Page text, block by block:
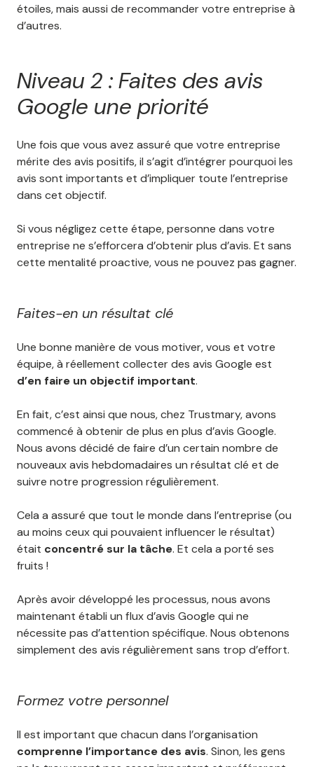
étoiles, mais aussi de recommander votre entreprise à
d’autres.
Niveau 2 : Faites des avis
Google une priorité
Une fois que vous avez assuré que votre entreprise
mérite des avis positifs, il s’agit d’intégrer pourquoi les
avis sont importants et d’impliquer toute l’entreprise
dans cet objectif.
Si vous négligez cette étape, personne dans votre
entreprise ne s’efforcera d’obtenir plus d’avis. Et sans
cette mentalité proactive, vous ne pouvez pas gagner.
Faites-en un résultat clé
Une bonne manière de vous motiver, vous et votre
équipe, à réellement collecter des avis Google est
d’en faire un objectif important.
En fait, c’est ainsi que nous, chez Trustmary, avons
commencé à obtenir de plus en plus d’avis Google.
Nous avons décidé de faire d’un certain nombre de
nouveaux avis hebdomadaires un résultat clé et de
suivre notre progression régulièrement.
Cela a assuré que tout le monde dans l’entreprise (ou
au moins ceux qui pouvaient influencer le résultat)
était concentré sur la tâche. Et cela a porté ses
fruits !
Après avoir développé les processus, nous avons
maintenant établi un flux d’avis Google qui ne
nécessite pas d’attention spécifique. Nous obtenons
simplement des avis régulièrement sans trop d’effort.
Formez votre personnel
Il est important que chacun dans l’organisation
comprenne l’importance des avis. Sinon, les gens